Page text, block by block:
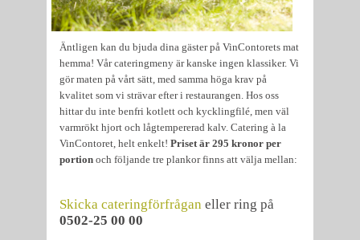
Äntligen kan du bjuda dina gäster på VinContorets mat
hemma! Vår cateringmeny är kanske ingen klassiker. Vi
gör maten på vårt sätt, med samma höga krav på
kvalitet som vi strävar efter i restaurangen. Hos oss
hittar du inte benfri kotlett och kycklingfilé, men väl
varmrökt hjort och lågtempererad kalv. Catering à la
VinContoret, helt enkelt! Priset är 295 kronor per
portion och följande tre plankor finns att välja mellan:
Skicka cateringförfrågan eller ring på
0502-25 00 00